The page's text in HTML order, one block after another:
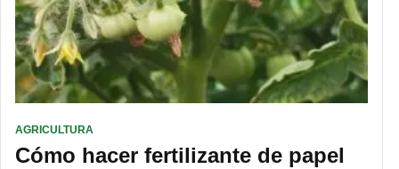
AGRICULTURA
Cómo hacer fertilizante de papel